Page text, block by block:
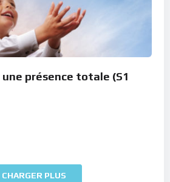
présence totale (S1
CHARGER PLUS